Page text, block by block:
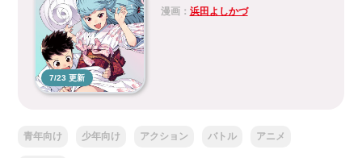
7/23 更新
漫画： 浜田よしかづ
青年向け 少年向け アクション バトル アニメ